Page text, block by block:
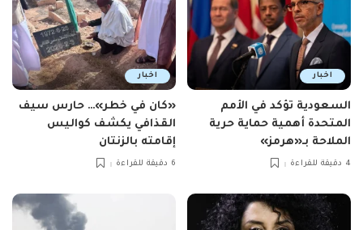
اخبار
السعودية تؤكد في الأمم
المتحدة أهمية حماية حرية
الملاحة بـ«هرمز»
4 دقيقة للقراءة
اخبار
«كان في خطر»… حارس سيف
القذافي يكشف كواليس
إقامته بالزنتان
6 دقيقة للقراءة